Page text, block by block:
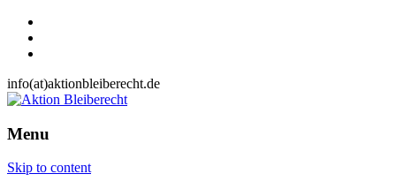
info(at)aktionbleiberecht.de
Menu
Skip to content